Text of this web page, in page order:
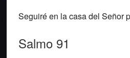
Seguiré en la casa del Señor
Salmo 91